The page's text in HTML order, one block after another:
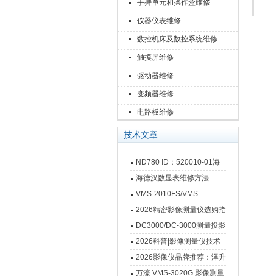
手持单元和操作盒维修
仪器仪表维修
数控机床及数控系统维修
触摸屏维修
驱动器维修
变频器维修
电路板维修
技术文章
ND780 ID：520010-01海
德汉数显表故障维修内容
海德汉数显表维修方法
VMS-2010FS/VMS-
3020FS/VMS-4030FS手动
影像测量仪技术参数
2026精密影像测量仪选购指
南 靠谱品牌一站式选型推荐
DC3000/DC-3000测量投影
仪万濠数据处理器数显表故
障维修方法
2026科普|影像测量仪技术
原理、分类及选型应用
2026影像仪品牌推荐：泽升
影像测量仪选型指南
万濠 VMS-3020G 影像测量